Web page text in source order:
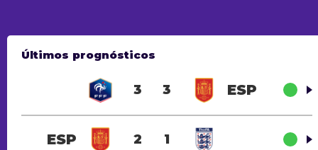
Últimos prognósticos
3 3 ESP
ESP 2 1